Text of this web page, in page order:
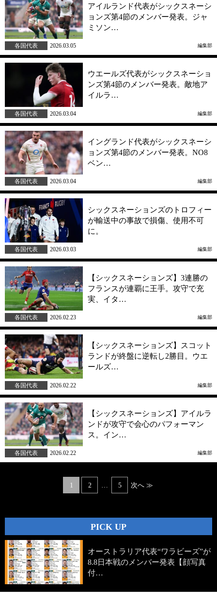
アイルランド代表がシックスネーシ
ョンズ第4節のメンバー発表。ジャ
ミソン…
各国代表 2026.03.05 編集部
ウエールズ代表がシックスネーショ
ンズ第4節のメンバー発表。敵地ア
イルラ…
各国代表 2026.03.04 編集部
イングランド代表がシックスネーシ
ョンズ第4節のメンバー発表。NO8
ベン…
各国代表 2026.03.04 編集部
シックスネーションズのトロフィー
が輸送中の事故で損傷、使用不可
に。
各国代表 2026.03.03 編集部
【シックスネーションズ】3連勝の
フランスが連覇に王手。攻守で充
実、イタ…
各国代表 2026.02.23 編集部
【シックスネーションズ】スコット
ランドが終盤に逆転し2勝目。ウエ
ールズ…
各国代表 2026.02.22 編集部
【シックスネーションズ】アイルラ
ンドが攻守で会心のパフォーマン
ス。イン…
各国代表 2026.02.22 編集部
1 2 … 5 次へ ≫
PICK UP
オーストラリア代表“ワラビーズ”が
8.8日本戦のメンバー発表【顔写真
付…